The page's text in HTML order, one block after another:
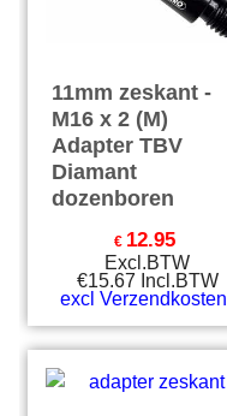
11mm zeskant -
M16 x 2 (M)
Adapter TBV
Diamant
dozenboren
€ 12.95
Excl.BTW
€15.67 Incl.BTW
excl Verzendkosten